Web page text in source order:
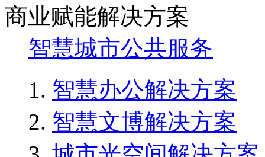
商业赋能解决方案
智慧城市公共服务
智慧办公解决方案
智慧文博解决方案